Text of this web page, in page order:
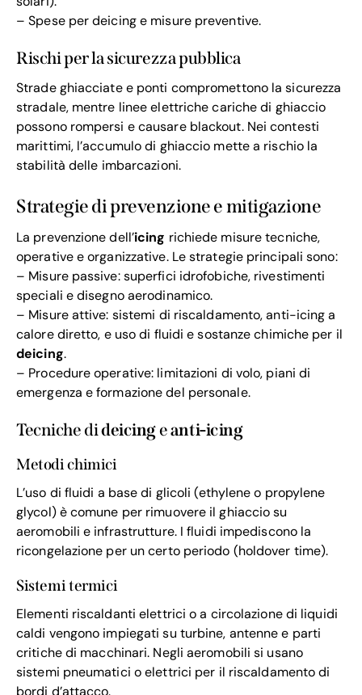
– Spese per deicing e misure preventive.
Rischi per la sicurezza pubblica
Strade ghiacciate e ponti compromettono la sicurezza
stradale, mentre linee elettriche cariche di ghiaccio
possono rompersi e causare blackout. Nei contesti
marittimi, l’accumulo di ghiaccio mette a rischio la
stabilità delle imbarcazioni.
Strategie di prevenzione e mitigazione
La prevenzione dell’icing richiede misure tecniche,
operative e organizzative. Le strategie principali sono:
– Misure passive: superfici idrofobiche, rivestimenti
speciali e disegno aerodinamico.
– Misure attive: sistemi di riscaldamento, anti-icing a
calore diretto, e uso di fluidi e sostanze chimiche per il
deicing.
– Procedure operative: limitazioni di volo, piani di
emergenza e formazione del personale.
Tecniche dideicingeanti-icing
Metodi chimici
L’uso di fluidi a base di glicoli (ethylene o propylene
glycol) è comune per rimuovere il ghiaccio su
aeromobili e infrastrutture. I fluidi impediscono la
ricongelazione per un certo periodo (holdover time).
Sistemi termici
Elementi riscaldanti elettrici o a circolazione di liquidi
caldi vengono impiegati su turbine, antenne e parti
critiche di macchinari. Negli aeromobili si usano
sistemi pneumatici o elettrici per il riscaldamento di
bordi d’attacco.